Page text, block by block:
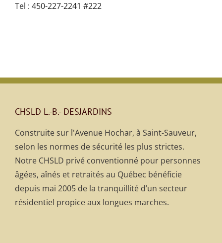
Tel : 450-227-2241 #222
CHSLD L.-B.- DESJARDINS
Construite sur l'Avenue Hochar, à Saint-Sauveur,
selon les normes de sécurité les plus strictes.
Notre CHSLD privé conventionné pour personnes
âgées, aînés et retraités au Québec bénéficie
depuis mai 2005 de la tranquillité d’un secteur
résidentiel propice aux longues marches.